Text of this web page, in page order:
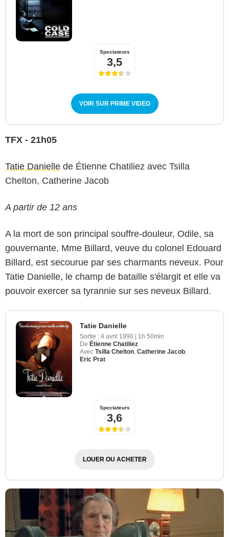
Spectateurs
3,5
VOIR SUR PRIME VIDEO
TFX - 21h05
Tatie Danielle de Étienne Chatiliez avec Tsilla
Chelton, Catherine Jacob
A partir de 12 ans
A la mort de son principal souffre-douleur, Odile, sa
gouvernante, Mme Billard, veuve du colonel Edouard
Billard, est secourue par ses charmants neveux. Pour
Tatie Danielle, le champ de bataille s'élargit et elle va
pouvoir exercer sa tyrannie sur ses neveux Billard.
Tatie Danielle
Sortie : 4 avril 1990 | 1h 50min
De Étienne Chatiliez
Avec Tsilla Chelton Catherine Jacob
Eric Prat
Spectateurs
3,6
LOUER OU ACHETER